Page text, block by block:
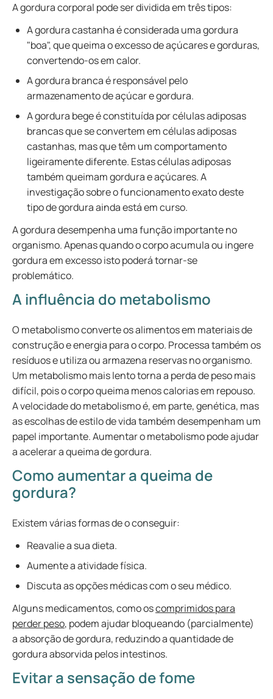
A gordura corporal pode ser dividida em três tipos:
A gordura castanha é considerada uma gordura
"boa", que queima o excesso de açúcares e gorduras,
convertendo-os em calor.
A gordura branca é responsável pelo
armazenamento de açúcar e gordura.
A gordura bege é constituída por células adiposas
brancas que se convertem em células adiposas
castanhas, mas que têm um comportamento
ligeiramente diferente. Estas células adiposas
também queimam gordura e açúcares. A
investigação sobre o funcionamento exato deste
tipo de gordura ainda está em curso.
A gordura desempenha uma função importante no
organismo. Apenas quando o corpo acumula ou ingere
gordura em excesso isto poderá tornar-se
problemático.
A influência do metabolismo
O metabolismo converte os alimentos em materiais de
construção e energia para o corpo. Processa também os
resíduos e utiliza ou armazena reservas no organismo.
Um metabolismo mais lento torna a perda de peso mais
difícil, pois o corpo queima menos calorias em repouso.
A velocidade do metabolismo é, em parte, genética, mas
as escolhas de estilo de vida também desempenham um
papel importante. Aumentar o metabolismo pode ajudar
a acelerar a queima de gordura.
Como aumentar a queima de
gordura?
Existem várias formas de o conseguir:
Reavalie a sua dieta.
Aumente a atividade física.
Discuta as opções médicas com o seu médico.
Alguns medicamentos, como oscomprimidos para
perder peso, podem ajudar bloqueando (parcialmente)
a absorção de gordura, reduzindo a quantidade de
gordura absorvida pelos intestinos.
Evitar a sensação de fome